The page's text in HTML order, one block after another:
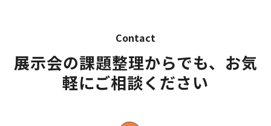
Contact
展示会の課題整理からでも、お気
軽にご相談ください